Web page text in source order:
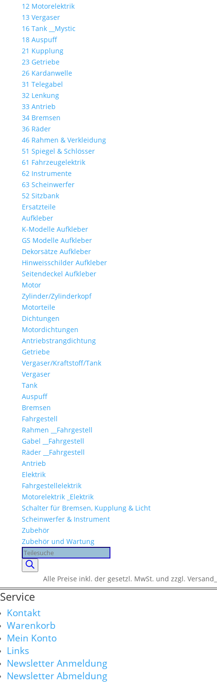
12 Motorelektrik
13 Vergaser
16 Tank __Mystic
18 Auspuff
21 Kupplung
23 Getriebe
26 Kardanwelle
31 Telegabel
32 Lenkung
33 Antrieb
34 Bremsen
36 Räder
46 Rahmen & Verkleidung
51 Spiegel & Schlösser
61 Fahrzeugelektrik
62 Instrumente
63 Scheinwerfer
52 Sitzbank
Ersatzteile
Aufkleber
K-Modelle Aufkleber
GS Modelle Aufkleber
Dekorsätze Aufkleber
Hinweisschilder Aufkleber
Seitendeckel Aufkleber
Motor
Zylinder/Zylinderkopf
Motorteile
Dichtungen
Motordichtungen
Antriebstrangdichtung
Getriebe
Vergaser/Kraftstoff/Tank
Vergaser
Tank
Auspuff
Bremsen
Fahrgestell
Rahmen __Fahrgestell
Gabel __Fahrgestell
Räder __Fahrgestell
Antrieb
Elektrik
Fahrgestellelektrik
Motorelektrik _Elektrik
Schalter für Bremsen, Kupplung & Licht
Scheinwerfer & Instrument
Zubehör
Zubehör und Wartung
Products
search
Alle Preise inkl. der gesetzl. MwSt. und zzgl. Versand_
Service
Kontakt
Warenkorb
Mein Konto
Links
Newsletter Anmeldung
Newsletter Abmeldung